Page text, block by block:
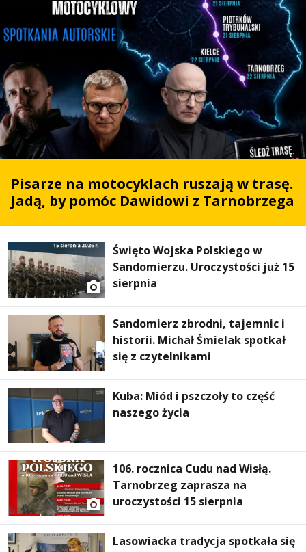
Pisarze na motocyklach ruszają w trasę.
Jadą, by pomóc Dawidowi z Tarnobrzega
Święto Wojska Polskiego w
Sandomierzu. Uroczystości już 15
sierpnia
Sandomierz zbrodni, tajemnic i
historii. Michał Śmielak spotkał
się z czytelnikami
Kuba: Miód i pszczoły to część
naszego życia
106. rocznica Cudu nad Wisłą.
Tarnobrzeg zaprasza na
uroczystości 15 sierpnia
Lasowiacka tradycja spotkała się